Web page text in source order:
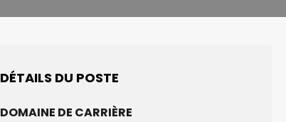
DÉTAILS DU POSTE
DOMAINE DE CARRIÈRE